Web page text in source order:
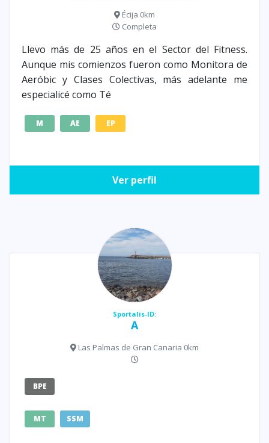
Écija 0km
Completa
Llevo más de 25 años en el Sector del Fitness.
Aunque mis comienzos fueron como Monitora de
Aeróbic y Clases Colectivas, más adelante me
especialicé como Té
M AE EP
Ver perfil
Sportalis-ID:
A
Las Palmas de Gran Canaria 0km
BPE
MT SSM